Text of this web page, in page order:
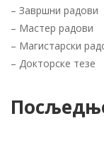
– Завршни радови
– Мастер радови
– Магистарски
– Докторске тезе